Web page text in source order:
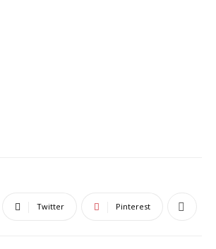
Twitter Pinterest